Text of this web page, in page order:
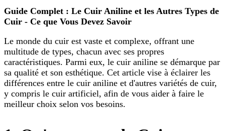
Guide Complet : Le Cuir Aniline et les Autres Types de
Cuir - Ce que Vous Devez Savoir
Le monde du cuir est vaste et complexe, offrant une
multitude de types, chacun avec ses propres
caractéristiques. Parmi eux, le cuir aniline se démarque par
sa qualité et son esthétique. Cet article vise à éclairer les
différences entre le cuir aniline et d'autres variétés de cuir,
y compris le cuir artificiel, afin de vous aider à faire le
meilleur choix selon vos besoins.